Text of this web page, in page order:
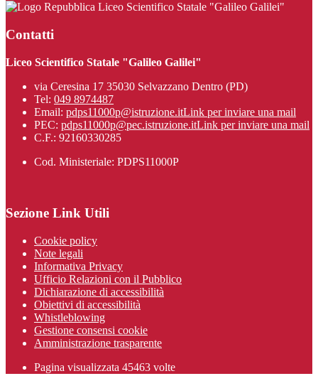
Liceo Scientifico Statale "Galileo Galilei"
Contatti
Liceo Scientifico Statale "Galileo Galilei"
via Ceresina 17 35030 Selvazzano Dentro (PD)
Tel: 049 8974487
Email: pdps11000p@istruzione.itLink per inviare una mail
PEC: pdps11000p@pec.istruzione.itLink per inviare una mail
C.F.: 92160330285
Cod. Ministeriale: PDPS11000P
Sezione Link Utili
Cookie policy
Note legali
Informativa Privacy
Ufficio Relazioni con il Pubblico
Dichiarazione di accessibilità
Obiettivi di accessibilità
Whistleblowing
Gestione consensi cookie
Amministrazione trasparente
Pagina visualizzata 45463 volte